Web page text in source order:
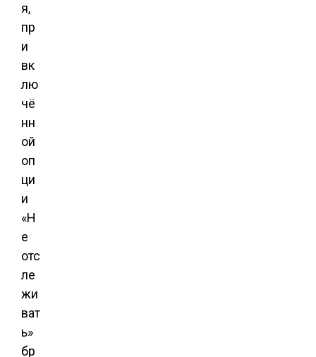
я,
пр
и
вк
лю
чё
нн
ой
оп
ци
и
«Н
е
отс
ле
жи
ват
ь»
бр